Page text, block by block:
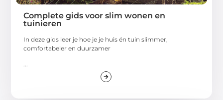
Complete gids voor slim wonen en
tuinieren
In deze gids leer je hoe je je huis én tuin slimmer,
comfortabeler en duurzamer
...